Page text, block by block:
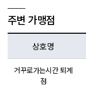
주변 가맹점
상호명
거꾸로가는시간 퇴계
점